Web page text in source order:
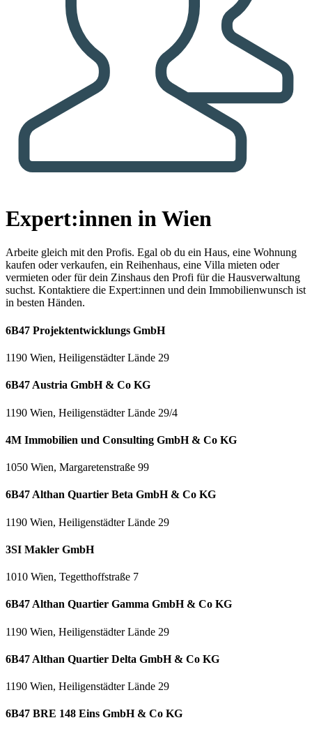
Expert:innen in Wien
Arbeite gleich mit den Profis. Egal ob du ein Haus, eine Wohnung
kaufen oder verkaufen, ein Reihenhaus, eine Villa mieten oder
vermieten oder für dein Zinshaus den Profi für die Hausverwaltung
suchst. Kontaktiere die Expert:innen und dein Immobilienwunsch ist
in besten Händen.
6B47 Projektentwicklungs GmbH
1190 Wien, Heiligenstädter Lände 29
6B47 Austria GmbH & Co KG
1190 Wien, Heiligenstädter Lände 29/4
4M Immobilien und Consulting GmbH & Co KG
1050 Wien, Margaretenstraße 99
6B47 Althan Quartier Beta GmbH & Co KG
1190 Wien, Heiligenstädter Lände 29
3SI Makler GmbH
1010 Wien, Tegetthoffstraße 7
6B47 Althan Quartier Gamma GmbH & Co KG
1190 Wien, Heiligenstädter Lände 29
6B47 Althan Quartier Delta GmbH & Co KG
1190 Wien, Heiligenstädter Lände 29
6B47 BRE 148 Eins GmbH & Co KG